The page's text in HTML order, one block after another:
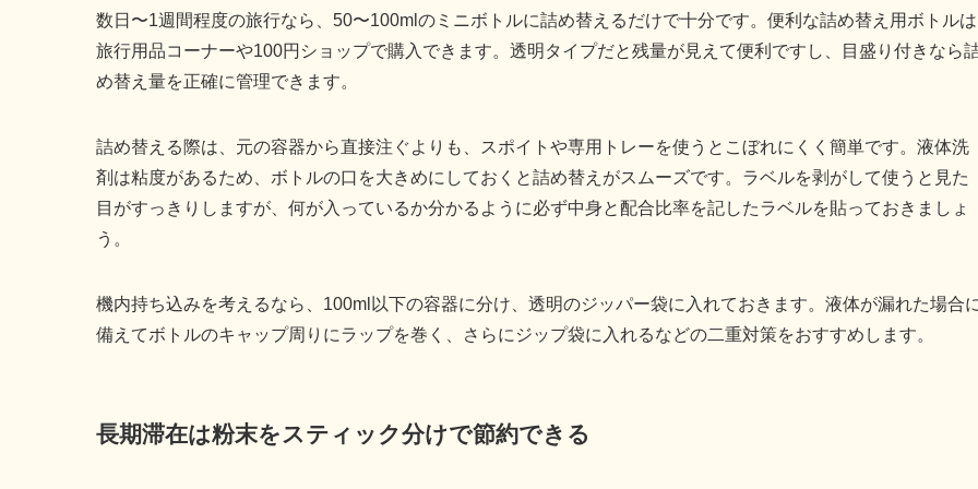
数日〜1週間程度の旅行なら、50〜100mlのミニボトルに詰め替えるだけで十分です。便利な詰め替え用ボトルは
旅行用品コーナーや100円ショップで購入できます。透明タイプだと残量が見えて便利ですし、目盛り付きなら
め替え量を正確に管理できます。
詰め替える際は、元の容器から直接注ぐよりも、スポイトや専用トレーを使うとこぼれにくく簡単です。液体洗
剤は粘度があるため、ボトルの口を大きめにしておくと詰め替えがスムーズです。ラベルを剥がして使うと見た
目がすっきりしますが、何が入っているか分かるように必ず中身と配合比率を記したラベルを貼っておきましょ
う。
機内持ち込みを考えるなら、100ml以下の容器に分け、透明のジッパー袋に入れておきます。液体が漏れた場合
備えてボトルのキャップ周りにラップを巻く、さらにジップ袋に入れるなどの二重対策をおすすめします。
長期滞在は粉末をスティック分けで節約できる